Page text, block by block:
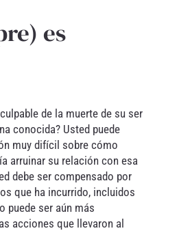
es
de la muerte de su ser
conocida? Usted puede
muy difícil sobre cómo
arruinar su relación con esa
debe ser compensado por
que ha incurrido, incluidos
puede ser aún más
acciones que llevaron al